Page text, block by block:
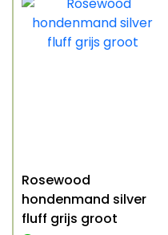
Rosewood
hondenmand silver
fluff grijs groot